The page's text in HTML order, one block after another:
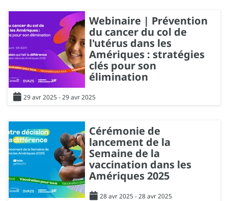
Webinaire | Prévention
du cancer du col de
l'utérus dans les
Amériques : stratégies
clés pour son
élimination
29 avr 2025 - 29 avr 2025
Cérémonie de
lancement de la
Semaine de la
vaccination dans les
Amériques 2025
28 avr 2025 - 28 avr 2025